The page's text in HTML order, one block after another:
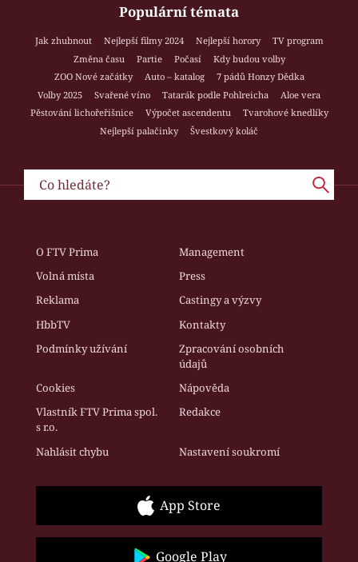
Populární témata
Jak zhubnout Nejlepší filmy 2024 Nejlepší horory
TV program
Změna času
Partie Počasí
Kdy budou volby
ZOO Nové začátky
Auto – katalog
7 pádů Honzy Dědka
Volby 2025
Svařené víno Tatarák podle Pohlreicha
Aloe vera
Pěstování lichořeřišnice
Výpočet ascendentu
Tvarohové knedlíky
Nejlepší palačinky
Švestkový koláč
O FTV Prima
Management
Volná místa
Press
Reklama
Castingy a výzvy
HbbTV
Kontakty
Podmínky užívání
Zpracování osobních
údajů
Cookies
Nápověda
Vlastník FTV Prima spol.
s r.o.
Redakce
Nahlásit chybu Nastavení soukromí
App Store
Google Play